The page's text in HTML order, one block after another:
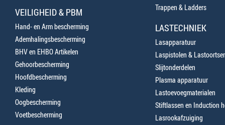
VEILIGHEID & PBM
Hand- en Arm bescherming
Ademhalingsbescherming
BHV en EHBO Artikelen
Gehoorbescherming
Hoofdbescherming
Kleding
Oogbescherming
Voetbescherming
Trappen & Ladders
LASTECHNIEK
Lasapparatuur
Laspistolen &
Slijtonderdelen
Plasma apparatuur
Lastoevoegmaterialen
Stiftlassen en Induction
Lasrookafzuiging